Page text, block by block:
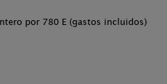
por 780 E (gastos incluidos)